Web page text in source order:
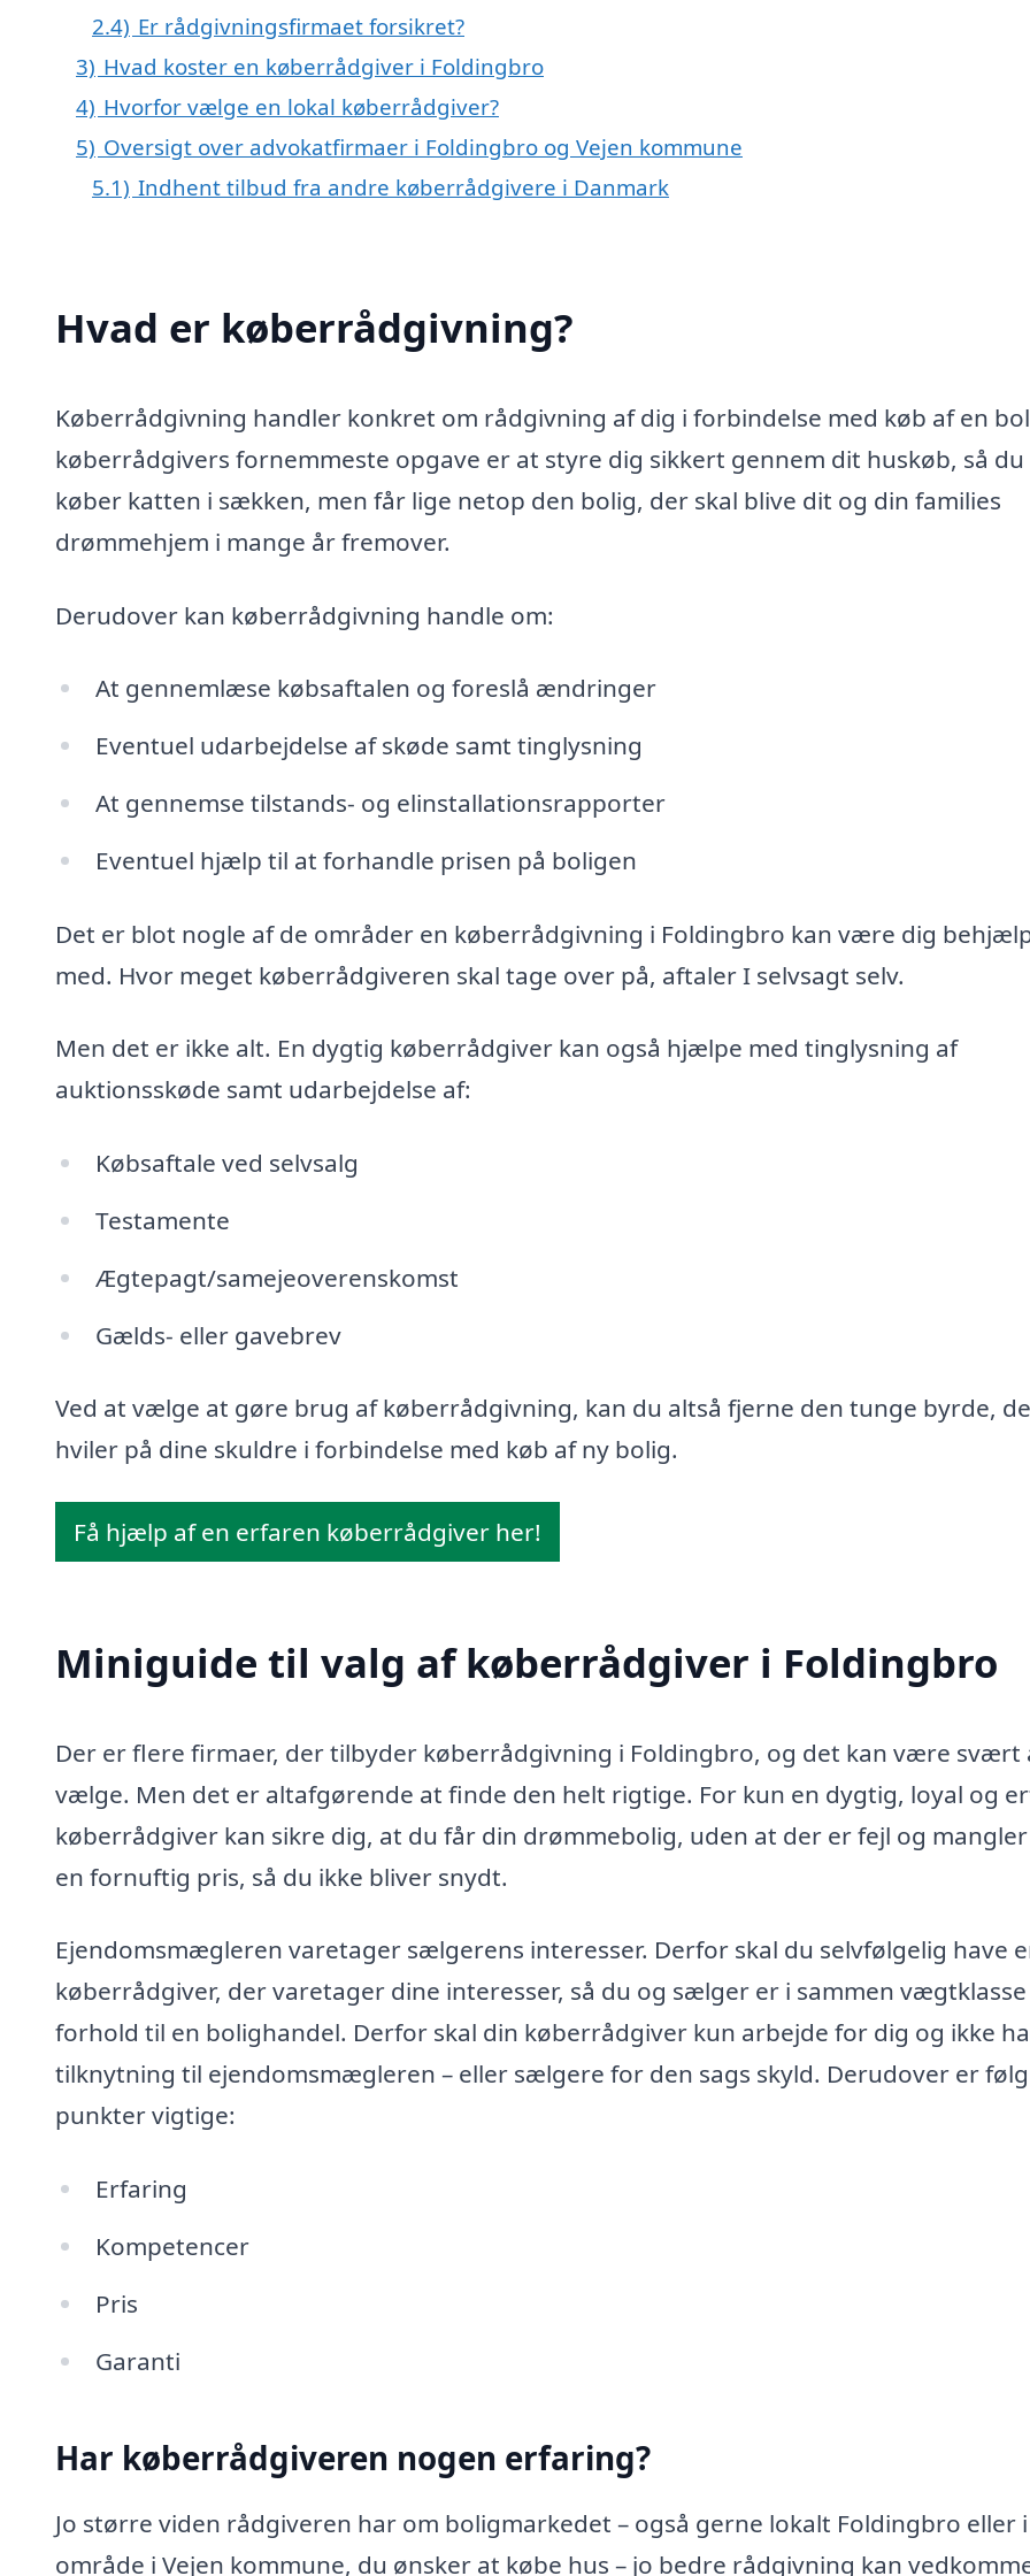
2.4) Er rådgivningsfirmaet forsikret?
3) Hvad koster en køberrådgiver i Foldingbro
4) Hvorfor vælge en lokal køberrådgiver?
5) Oversigt over advokatfirmaer i Foldingbro og Vejen kommune
5.1) Indhent tilbud fra andre køberrådgivere i Danmark
Hvad er køberrådgivning?
Køberrådgivning handler konkret om rådgivning af dig i forbindelse med køb af en
køberrådgivers fornemmeste opgave er at styre dig sikkert gennem dit huskøb, så du
køber katten i sækken, men får lige netop den bolig, der skal blive dit og din families
drømmehjem i mange år fremover.
Derudover kan køberrådgivning handle om:
At gennemlæse købsaftalen og foreslå ændringer
Eventuel udarbejdelse af skøde samt tinglysning
At gennemse tilstands- og elinstallationsrapporter
Eventuel hjælp til at forhandle prisen på boligen
Det er blot nogle af de områder en køberrådgivning i Foldingbro kan være dig
med. Hvor meget køberrådgiveren skal tage over på, aftaler I selvsagt selv.
Men det er ikke alt. En dygtig køberrådgiver kan også hjælpe med tinglysning af
auktionsskøde samt udarbejdelse af:
Købsaftale ved selvsalg
Testamente
Ægtepagt/samejeoverenskomst
Gælds- eller gavebrev
Ved at vælge at gøre brug af køberrådgivning, kan du altså fjerne den tunge byrde,
hviler på dine skuldre i forbindelse med køb af ny bolig.
Få hjælp af en erfaren køberrådgiver her!
Miniguide til valg af køberrådgiver i Foldingbro
Der er flere firmaer, der tilbyder køberrådgivning i Foldingbro, og det kan være svært
vælge. Men det er altafgørende at finde den helt rigtige. For kun en dygtig, loyal og
køberrådgiver kan sikre dig, at du får din drømmebolig, uden at der er fejl og
en fornuftig pris, så du ikke bliver snydt.
Ejendomsmægleren varetager sælgerens interesser. Derfor skal du selvfølgelig have
køberrådgiver, der varetager dine interesser, så du og sælger er i sammen
forhold til en bolighandel. Derfor skal din køberrådgiver kun arbejde for dig og ikke
tilknytning til ejendomsmægleren – eller sælgere for den sags skyld. Derudover er
punkter vigtige:
Erfaring
Kompetencer
Pris
Garanti
Har køberrådgiveren nogen erfaring?
Jo større viden rådgiveren har om boligmarkedet – også gerne lokalt Foldingbro eller
område i Vejen kommune, du ønsker at købe hus – jo bedre rådgivning kan